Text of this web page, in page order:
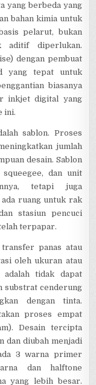
yang berbeda yang
bahan kimia untuk
pelarut, bukan
aditif diperlukan.
dengan pembuat
yang tepat untuk
biasanya
inkjet digital yang
ini.
sablon. Proses
jumlah
desain. Sablon
dan unit
tetapi juga
ruang untuk rak
stasiun pencuci
terpapar.
panas atau
oleh ukuran atau
adalah tidak dapat
substrat cenderung
dengan tinta.
proses empat
Desain tercipta
dan diubah menjadi
3 warna primer
dan halftone
yang lebih besar.